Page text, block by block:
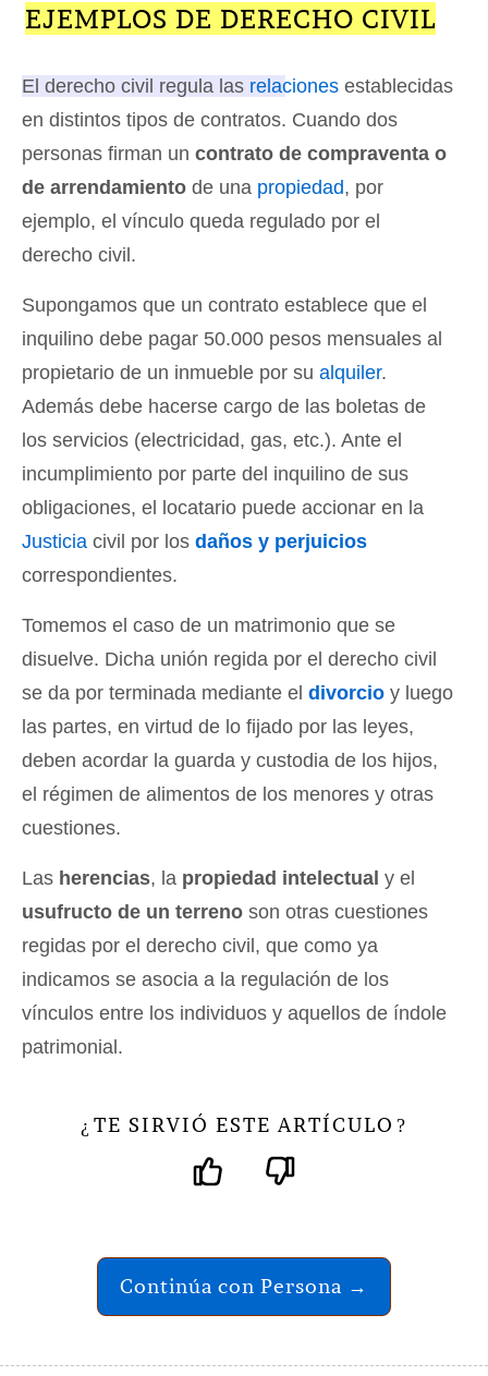
EJEMPLOS DE DERECHO CIVIL
El derecho civil regula las relaciones establecidas
en distintos tipos de contratos. Cuando dos
personas firman un contrato de compraventa o
de arrendamiento de una propiedad, por
ejemplo, el vínculo queda regulado por el
derecho civil.
Supongamos que un contrato establece que el
inquilino debe pagar 50.000 pesos mensuales al
propietario de un inmueble por su alquiler.
Además debe hacerse cargo de las boletas de
los servicios (electricidad, gas, etc.). Ante el
incumplimiento por parte del inquilino de sus
obligaciones, el locatario puede accionar en la
Justicia civil por los daños y perjuicios
correspondientes.
Tomemos el caso de un matrimonio que se
disuelve. Dicha unión regida por el derecho civil
se da por terminada mediante el divorcio y luego
las partes, en virtud de lo fijado por las leyes,
deben acordar la guarda y custodia de los hijos,
el régimen de alimentos de los menores y otras
cuestiones.
Las herencias, la propiedad intelectual y el
usufructo de un terreno son otras cuestiones
regidas por el derecho civil, que como ya
indicamos se asocia a la regulación de los
vínculos entre los individuos y aquellos de índole
patrimonial.
¿ TE SIRVIÓ ESTE ARTÍCULO ?
Continúa con Persona →